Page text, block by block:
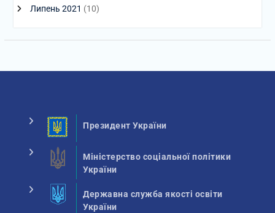
Липень 2021 (10)
Президент України
Міністерство соціальної політики
України
Державна служба якості освіти
України